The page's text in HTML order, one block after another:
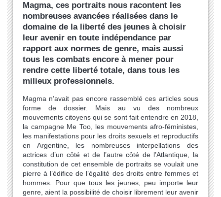
Magma, ces portraits nous racontent les
nombreuses avancées réalisées dans le
domaine de la liberté des jeunes à choisir
leur avenir en toute indépendance par
rapport aux normes de genre, mais aussi
tous les combats encore à mener pour
rendre cette liberté totale, dans tous les
milieux professionnels.
Magma n’avait pas encore rassemblé ces articles sous
forme de dossier. Mais au vu des nombreux
mouvements citoyens qui se sont fait entendre en 2018,
la campagne Me Too, les mouvements afro-féministes,
les manifestations pour les droits sexuels et reproductifs
en Argentine, les nombreuses interpellations des
actrices d’un côté et de l’autre côté de l’Atlantique, la
constitution de cet ensemble de portraits se voulait une
pierre à l’édifice de l’égalité des droits entre femmes et
hommes. Pour que tous les jeunes, peu importe leur
genre, aient la possibilité de choisir librement leur avenir